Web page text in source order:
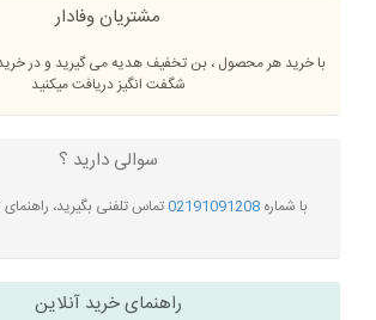
مشتریان وفادار
با خرید هر محصول ، بن تخفیف هدیه می گیرید و در
شگفت انگیز دریافت میکنید
سوالی دارید ؟
با شماره02191091208تماس تلفنی بگیرید،
راهنمای خرید آنلاین